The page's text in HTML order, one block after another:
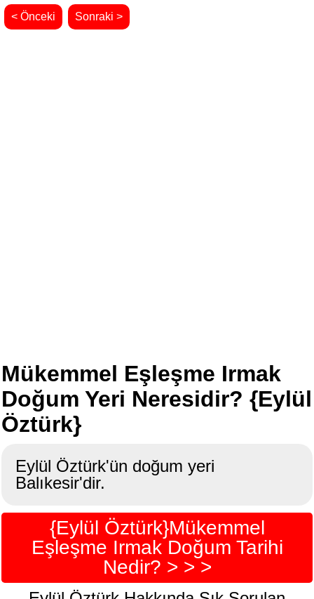
< Önceki Sonraki >
Mükemmel Eşleşme Irmak
Doğum Yeri Neresidir? {Eylül
Öztürk}
Eylül Öztürk'ün doğum yeri
Balıkesir'dir.
{Eylül Öztürk}Mükemmel
Eşleşme Irmak Doğum Tarihi
Nedir? > > >